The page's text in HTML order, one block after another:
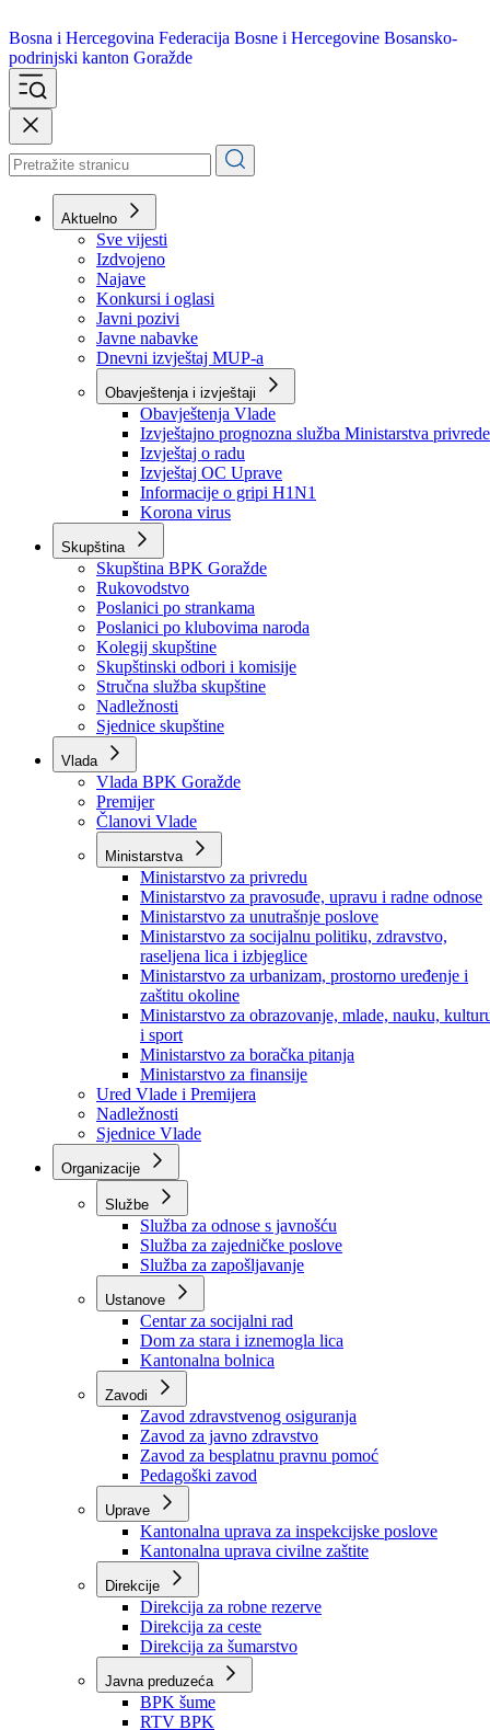
Bosna i Hercegovina
podrinjski kanton Goražde
Aktuelno
Sve vijesti
Izdvojeno
Najave
Konkursi i oglasi
Javni pozivi
Javne nabavke
Dnevni izvještaj MUP-a
Obavještenja i izvještaji
Obavještenja Vlade
Izvještajno prognozna služba Ministarstva privrede
Izvještaj o radu
Izvještaj OC Uprave
Informacije o gripi H1N1
Korona virus
Skupština
Skupština BPK Goražde
Rukovodstvo
Poslanici po strankama
Poslanici po klubovima naroda
Kolegij skupštine
Skupštinski odbori i komisije
Stručna služba skupštine
Nadležnosti
Sjednice skupštine
Vlada
Vlada BPK Goražde
Premijer
Članovi Vlade
Ministarstva
Ministarstvo za privredu
Ministarstvo za pravosuđe, upravu i radne odnose
Ministarstvo za unutrašnje poslove
Ministarstvo za socijalnu politiku, zdravstvo,
raseljena lica i izbjeglice
Ministarstvo za urbanizam, prostorno uređenje i
zaštitu okoline
Ministarstvo za obrazovanje, mlade, nauku,
i sport
Ministarstvo za boračka pitanja
Ministarstvo za finansije
Ured Vlade i Premijera
Nadležnosti
Sjednice Vlade
Organizacije
Službe
Služba za odnose s javnošću
Služba za zajedničke poslove
Služba za zapošljavanje
Ustanove
Centar za socijalni rad
Dom za stara i iznemogla lica
Kantonalna bolnica
Zavodi
Zavod zdravstvenog osiguranja
Zavod za javno zdravstvo
Zavod za besplatnu pravnu pomoć
Pedagoški zavod
Kantonalna uprava za inspekcijske poslove
Kantonalna uprava civilne zaštite
Direkcije
Direkcija za robne rezerve
Direkcija za ceste
Direkcija za šumarstvo